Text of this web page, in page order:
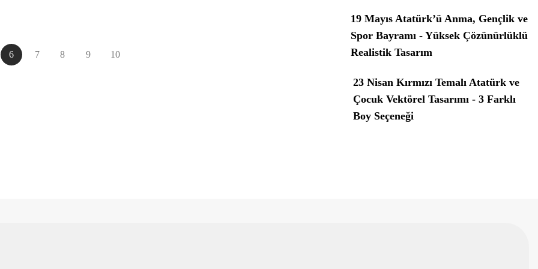
6 7 8 9 10
19 Mayıs Atatürk’ü Anma, Gençlik ve
Spor Bayramı - Yüksek Çözünürlüklü
Realistik Tasarım
23 Nisan Kırmızı Temalı Atatürk ve
Çocuk Vektörel Tasarımı - 3 Farklı
Boy Seçeneği